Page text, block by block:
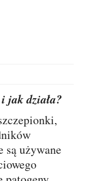
jak działa?
używane